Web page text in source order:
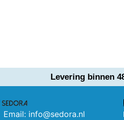
Levering binnen
Email: info@sedora.nl